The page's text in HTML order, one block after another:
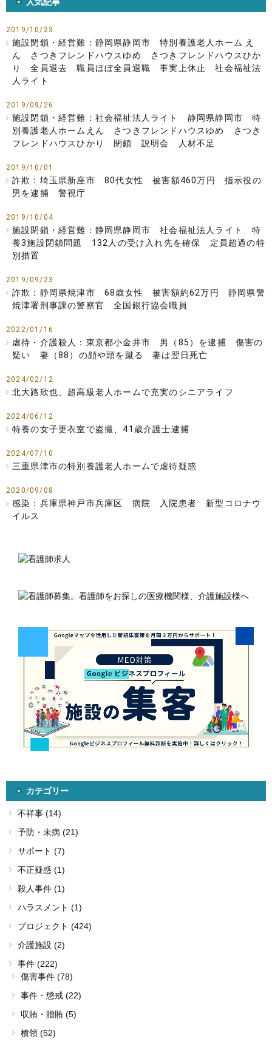
2019/10/23
施設閉鎖・経営難：静岡県静岡市 特別養護老人ホーム え
ん さつきフレンドハウスゆめ さつきフレンドハウスひか
り 全員退去 職員ほぼ全員退職 事実上休止 社会福祉法
人ライト
2019/09/26
施設閉鎖・経営難：社会福祉法人ライト 静岡県静岡市 特
別養護老人ホームえん さつきフレンドハウスゆめ さつき
フレンドハウスひかり 閉鎖 説明会 人材不足
2019/10/01
詐欺：埼玉県新座市 80代女性 被害額460万円 指示役の
男を逮捕 警視庁
2019/10/04
施設閉鎖・経営難：静岡県静岡市 社会福祉法人ライト 特
養3施設閉鎖問題 132人の受け入れ先を確保 定員超過の特
別措置
2019/09/23
詐欺：静岡県焼津市 68歳女性 被害額約62万円 静岡県警
焼津署刑事課の警察官 全国銀行協会職員
2022/01/16
虐待・介護殺人：東京都小金井市 男（85）を逮捕 傷害の
疑い 妻（88）の顔や頭を蹴る 妻は翌日死亡
2024/02/12
北大路欣也、超高級老人ホームで充実のシニアライフ
2024/06/12
特養の女子更衣室で盗撮、41歳介護士逮捕
2024/07/10
三重県津市の特別養護老人ホームで虐待疑惑
2020/09/08
感染：兵庫県神戸市兵庫区 病院 入院患者 新型コロナウ
イルス
カテゴリー
不祥事 (14)
予防・未病 (21)
サポート (7)
不正疑惑 (1)
殺人事件 (1)
ハラスメント (1)
プロジェクト (424)
介護施設 (2)
事件 (222)
傷害事件 (78)
事件・懲戒 (22)
収賄・贈賄 (5)
横領 (52)